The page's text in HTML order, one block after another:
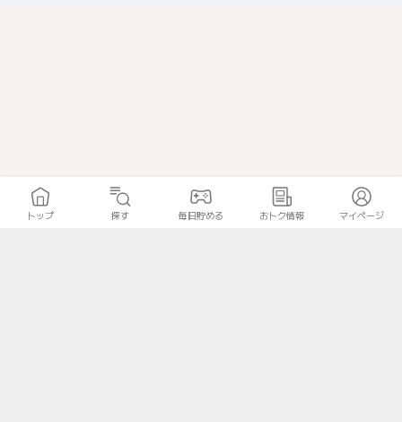
トップ 探す 毎日貯める おトク情報 マイページ